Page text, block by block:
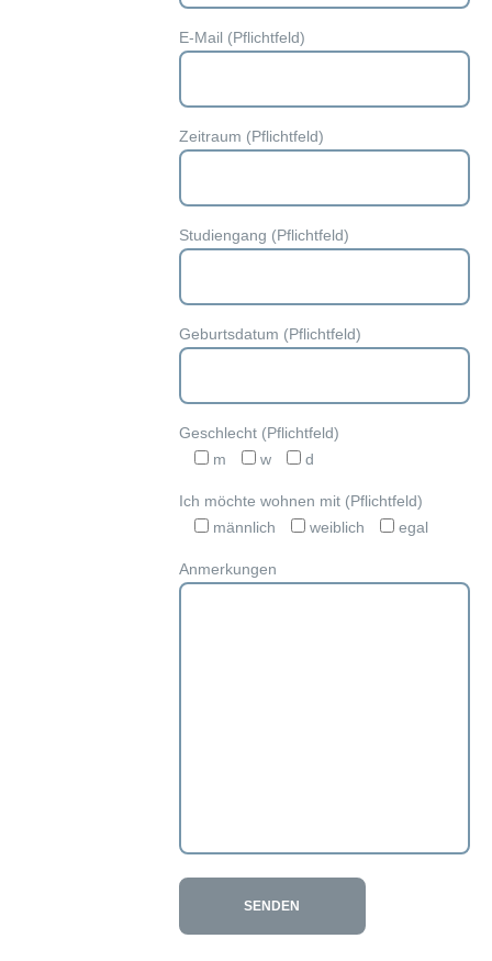
E-Mail (Pflichtfeld)
Zeitraum (Pflichtfeld)
Studiengang (Pflichtfeld)
Geburtsdatum (Pflichtfeld)
Geschlecht (Pflichtfeld)
m
w d
Ich möchte wohnen mit (Pflichtfeld)
männlich
weiblich egal
Anmerkungen